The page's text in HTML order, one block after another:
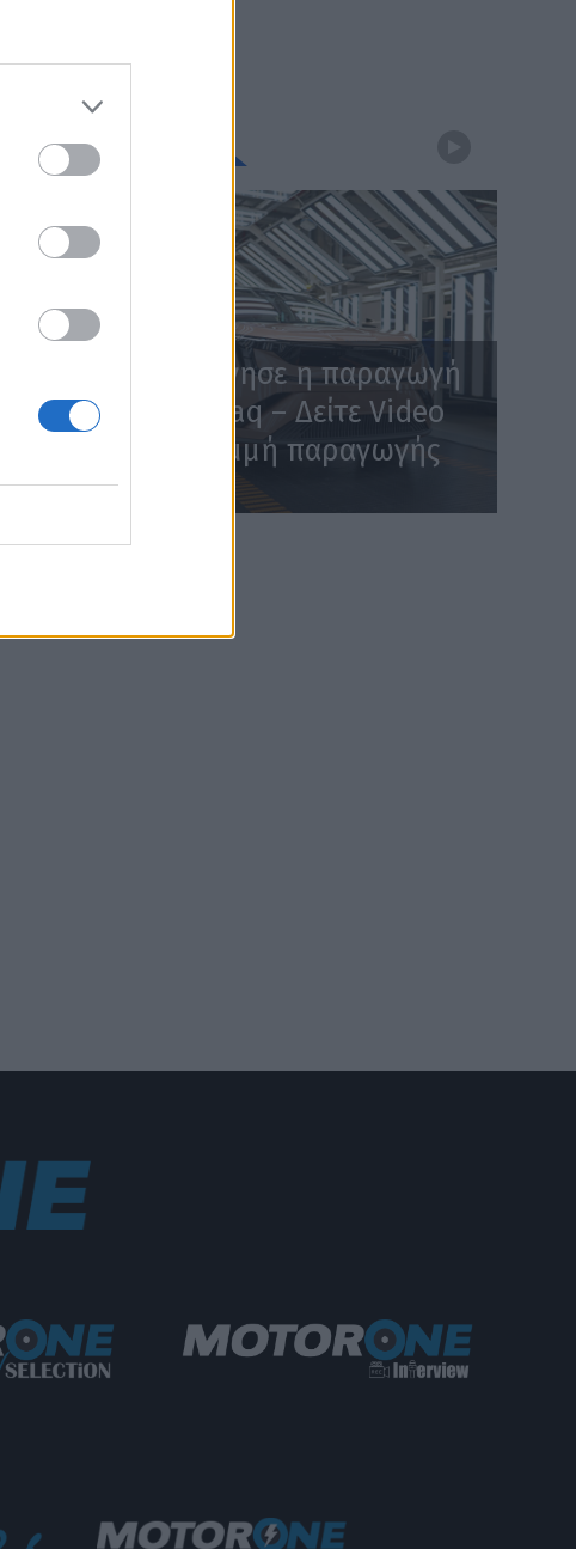
WEBTV
Skoda: Ξεκίνησε η παραγωγή
του νέου Peaq – Δείτε Video
από τη γραμμή παραγωγής
WEB TV